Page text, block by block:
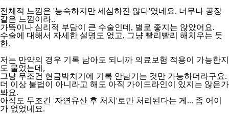
전체적 느낌은 '능숙하지만 세심하진 않다'였네요. 너무나 공장
같은 느낌이라..
가뜩이나 심리적 부담이 큰 수술인데, 별로 좋지는 않았어요.
수술에 대해서 자세한 설명도 없고, 그냥 빨리빨리 해치우는 듯
한.
저는 만약의 경우 기록 남아도 되니까 의료보험 적용이 가능한지
도 물었는데,
그냥 무조건 현금박치기에 기록 안남기는 것만 가능하더라구요.
더 이상 불법이 아니라고 해도 아직 가이드라인이 있지는 않은가
봐요.
아직도 무조건 '자연유산 후 처치'로만 처리된다는 게... 좀 어이
가 없었네요.